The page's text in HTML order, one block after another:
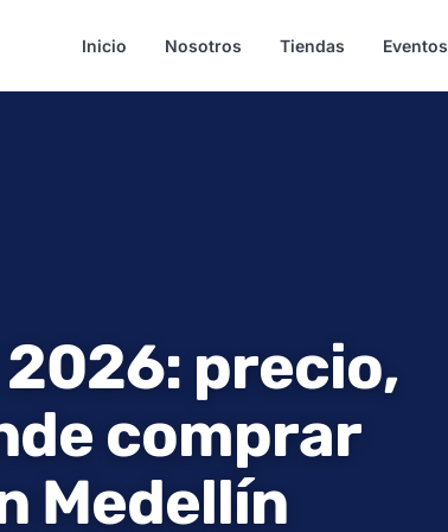
Inicio Nosotros Tiendas Eventos
precio,
comprar
Medellín